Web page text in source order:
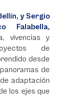
y Sergio
Falabella,
vivencias y
de
desde
de
adaptación
los ejes que